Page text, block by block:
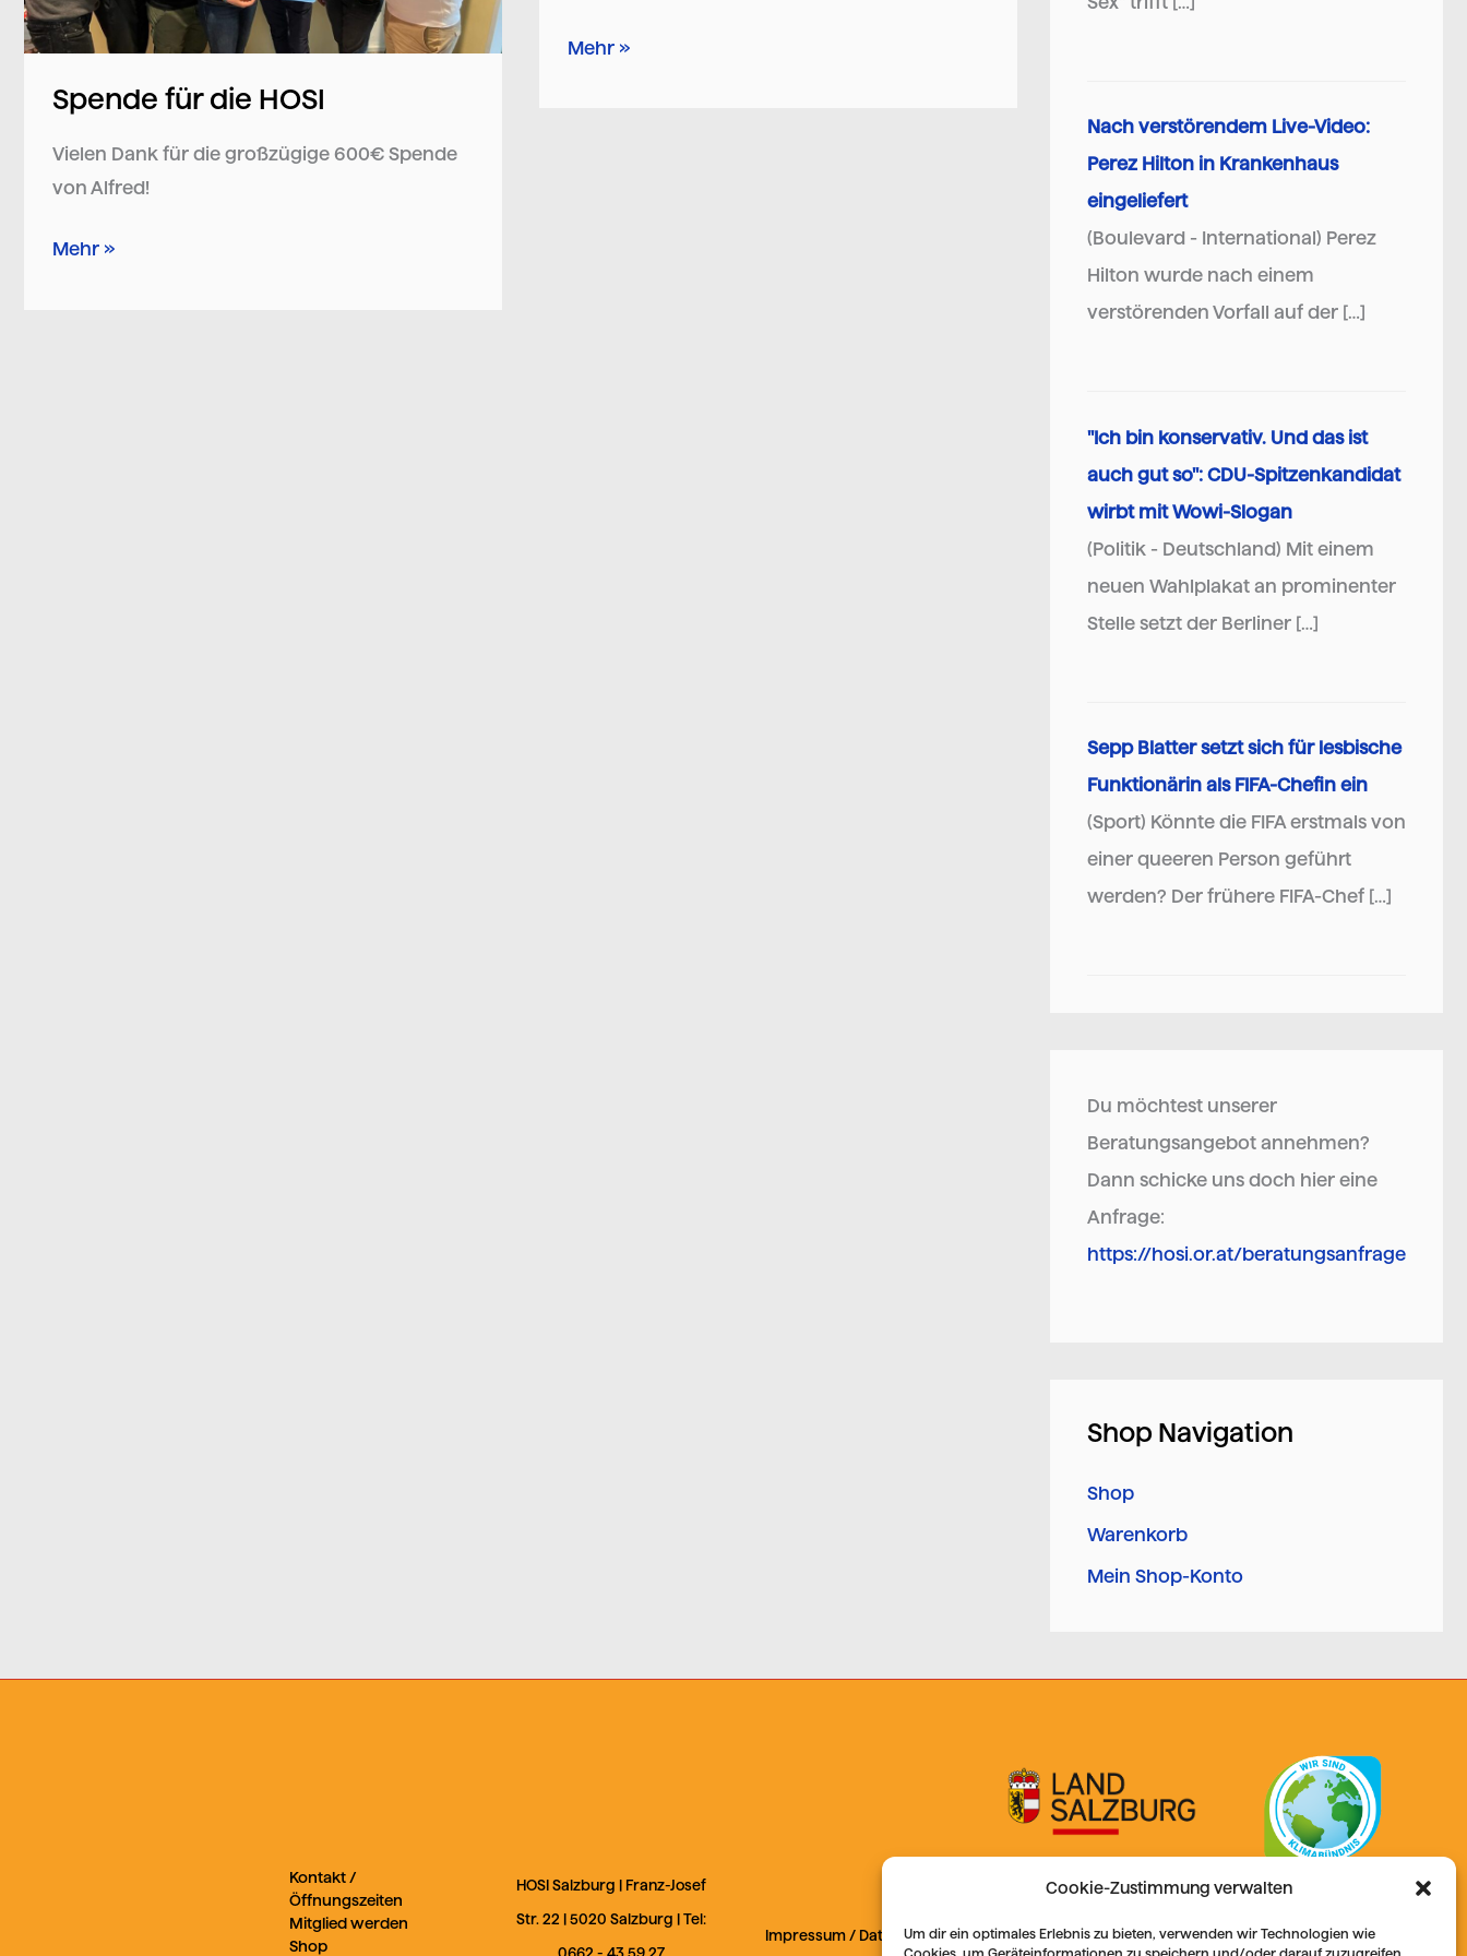
Cookie-Zustimmung verwalten
Um dir ein optimales Erlebnis zu bieten, verwenden wir Technologien wie
Spende für die HOSI
Vielen Dank für die großzügige 600€ Spende
von Alfred!
Mehr »
Mehr »
Nach verstörendem Live-Video:
Perez Hilton in Krankenhaus
eingeliefert
(Boulevard - International) Perez
Hilton wurde nach einem
verstörenden Vorfall auf der […]
"Ich bin konservativ. Und das ist
auch gut so": CDU-Spitzenkandidat
wirbt mit Wowi-Slogan
(Politik - Deutschland) Mit einem
neuen Wahlplakat an prominenter
Stelle setzt der Berliner […]
Sepp Blatter setzt sich für lesbische
Funktionärin als FIFA-Chefin ein
(Sport) Könnte die FIFA erstmals von
einer queeren Person geführt
werden? Der frühere FIFA-Chef […]
Du möchtest unserer
Beratungsangebot annehmen?
Dann schicke uns doch hier eine
Anfrage:
https://hosi.or.at/beratungsanfrage
Shop Navigation
Shop
Warenkorb
Mein Shop-Konto
Kontakt /
Öffnungszeiten
Mitglied werden
Shop
HOSI Salzburg | Franz-Josef
Str. 22 | 5020 Salzburg | Tel:
Impressum / Datenschutz